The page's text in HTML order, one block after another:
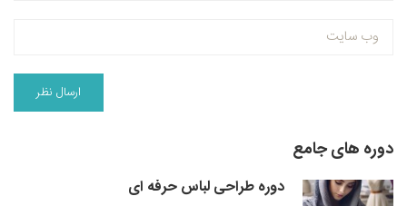
دوره های جامع
دوره طراحی لباس حرفه ای